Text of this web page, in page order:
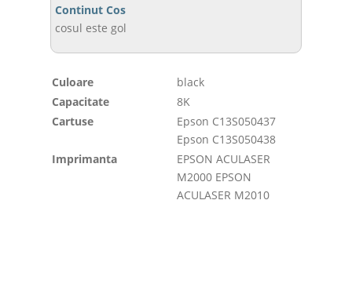
Continut Cos
cosul este gol
Culoare
black
Capacitate
8K
Cartuse
Epson C13S050437
Epson C13S050438
Imprimanta
EPSON ACULASER
M2000 EPSON
ACULASER M2010